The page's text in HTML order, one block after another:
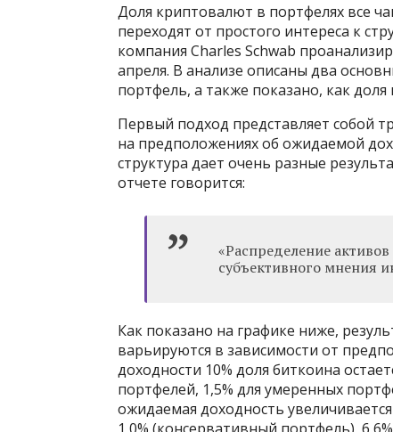
Доля криптовалют в портфелях все
переходят от простого интереса к
компания Charles Schwab
апреля. В анализе описаны два
портфель, а также показано, как
Первый подход представляет собой
на предположениях об ожидаемой
структура дает очень разные
отчете говорится:
«Распределение
субъективного мнения
Как показано на графике ниже,
варьируются в зависимости от
доходности 10% доля биткоина
портфелей, 1,5% для умеренных
ожидаемая доходность